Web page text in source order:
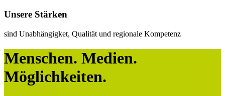
Unsere Stärken
sind Unabhängigket, Qualität und regionale Kompetenz
Menschen. Medien.
Möglichkeiten.